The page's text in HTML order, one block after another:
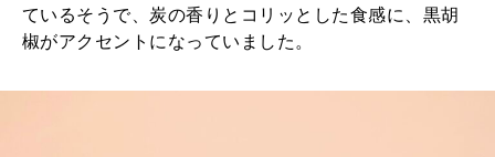
ているそうで、炭の香りとコリッとした食感に、黒胡
椒がアクセントになっていました。